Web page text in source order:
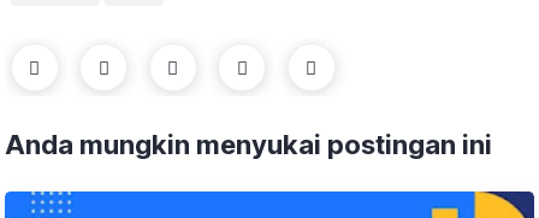
Anda mungkin menyukai postingan ini